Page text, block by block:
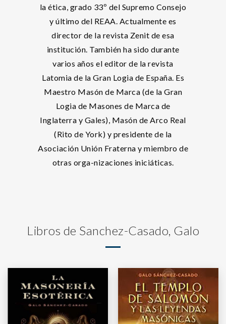
la ética, grado 33º del Supremo Consejo
y último del REAA. Actualmente es
director de la revista Zenit de esa
institución. También ha sido durante
varios años el editor de la revista
Latomia de la Gran Logia de España. Es
Maestro Masón de Marca (de la Gran
Logia de Masones de Marca de
Inglaterra y Gales), Masón de Arco Real
(Rito de York) y presidente de la
Asociación Unión Fraterna y miembro de
otras orga-nizaciones iniciáticas.
Libros de Sanchez-Casado, Galo